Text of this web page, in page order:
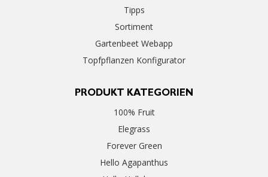
Tipps
Sortiment
Gartenbeet Webapp
Topfpflanzen Konfigurator
PRODUKT KATEGORIEN
100% Fruit
Elegrass
Forever Green
Hello Agapanthus